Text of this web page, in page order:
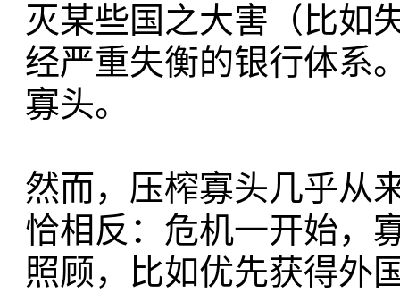
灭某些国之大害（比如
经严重失衡的银行体系
寡头。
然而，压榨寡头几乎从
恰相反：危机一开始，
照顾，比如优先获得外